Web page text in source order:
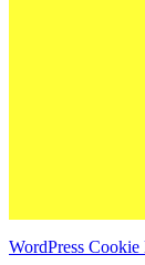
WordPress